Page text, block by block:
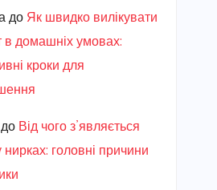
до Як швидко вилікувати
в домашніх умовах:
кроки для
Від чого з’являється
нирках: головні причини